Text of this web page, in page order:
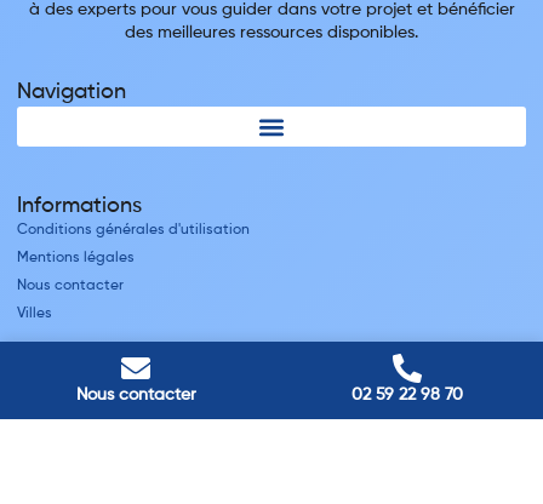
Nous contacter 02 59 22 98 70
à des experts pour vous guider dans votre projet et bénéficier
des meilleures ressources disponibles.
Navigation
Informations
Conditions générales d'utilisation
Mentions légales
Nous contacter
Villes
Nos adresses
Louviers
45 avenue Winston Churchill, Louviers, France